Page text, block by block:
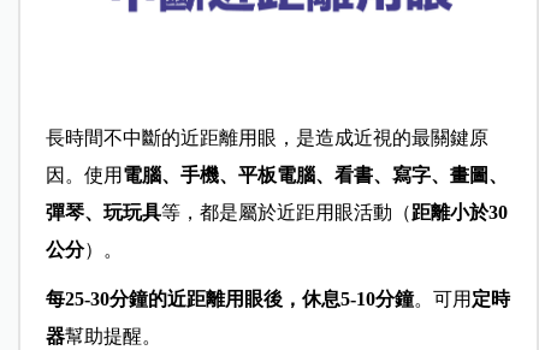
長時間不中斷的近距離用眼，是造成近視的最關鍵原
因。使用 電腦、手機、平板電腦、看書、寫字、畫圖、
彈琴、玩玩具等，都是屬於近距用眼活動（距離小於30
公分）。
每25-30分鐘的近距離用眼後，休息5-10分鐘。可用 定時
器幫助提醒。